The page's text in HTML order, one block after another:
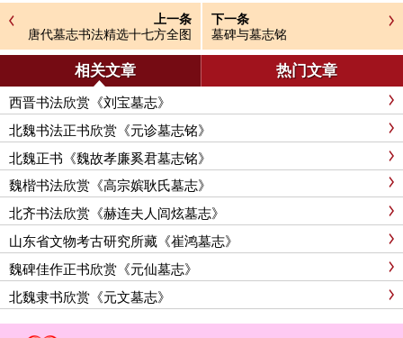
上一条
唐代墓志书法精选十七方全图
下一条
墓碑与墓志铭
相关文章 热门文章
西晋书法欣赏《刘宝墓志》
北魏书法正书欣赏《元诊墓志铭》
北魏正书《魏故孝廉奚君墓志铭》
魏楷书法欣赏《高宗嫔耿氏墓志》
北齐书法欣赏《赫连夫人闾炫墓志》
山东省文物考古研究所藏《崔鸿墓志》
魏碑佳作正书欣赏《元仙墓志》
北魏隶书欣赏《元文墓志》